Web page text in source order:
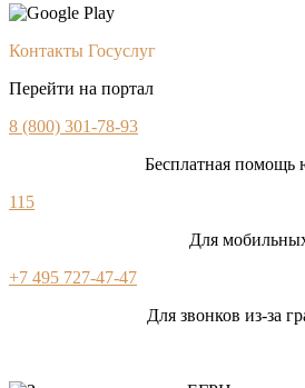
Контакты Госуслуг
Перейти на портал
8 (800) 301-78-93
Бесплатная помощь
115
Для
+7 495 727-47-47
Для звонков из-за